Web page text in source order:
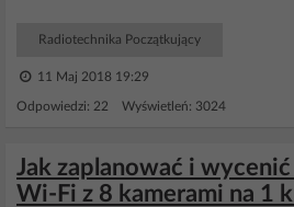
Radiotechnika Początkujący
11 Maj 2018 19:29
Odpowiedzi: 22 Wyświetleń: 3024
Jak zaplanować i
Wi-Fi z 8 kamerami na 1